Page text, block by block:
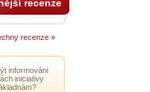
recenze
recenze »
informováni
iniciativy